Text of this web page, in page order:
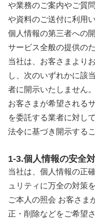
や業務のご案内やご質
や資料のご送付に利用
個人情報の第三者への
サービス全般の提供のた
当社は、お客さまより
し、次のいずれかに該
者に開示いたしません。
お客さまが希望される
を委託する業者に対し
法令に基づき開示する
1-3.個人情報の安全
当社は、個人情報の正
ュリティに万全の対策
ご本人の照会 お客さま
正・削除などをご希望